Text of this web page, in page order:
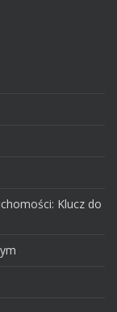
Klucz do